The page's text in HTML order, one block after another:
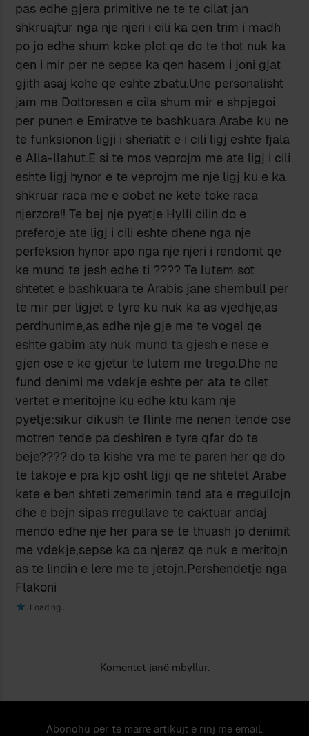
pas edhe gjera primitive ne te te cilat jan
shkruajtur nga nje njeri i cili ka qen trim i madh
po jo edhe shum koke plot qe do te thot nuk ka
qen i mir per ne sepse ka qen hasem i joni gjat
gjith asaj kohe qe eshte zbatu.Une personalisht
jam me Dottoresen e cila shum mir e shpjegoi
per punen e Emiratve te bashkuara Arabe ku ne
te funksionon ligji i sheriatit e i cili ligj eshte fjala
e Alla-llahut.E si te mos veprojm me ate ligj i cili
eshte ligj hynor e te veprojm me nje ligj ku e ka
shkruar raca me e dobet ne kete toke raca
njerzore!! Te bej nje pyetje Hylli cilin do e
preferoje ate ligj i cili eshte dhene nga nje
perfeksion hynor apo nga nje njeri i rendomt qe
ke mund te jesh edhe ti ???? Te lutem sot
shtetet e bashkuara te Arabis jane shembull per
te mir per ligjet e tyre ku nuk ka as vjedhje,as
perdhunime,as edhe nje gje me te vogel qe
eshte gabim aty nuk mund ta gjesh e nese e
gjen ose e ke gjetur te lutem me trego.Dhe ne
fund denimi me vdekje eshte per ata te cilet
vertet e meritojne ku edhe ktu kam nje
pyetje:sikur dikush te flinte me nenen tende ose
motren tende pa deshiren e tyre qfar do te
beje???? do ta kishe vra me te paren her qe do
te takoje e pra kjo osht ligji qe ne shtetet Arabe
kete e ben shteti zemerimin tend ata e rregullojn
dhe e bejn sipas rregullave te caktuar andaj
mendo edhe nje her para se te thuash jo denimit
me vdekje,sepse ka ca njerez qe nuk e meritojn
as te lindin e lere me te jetojn.Pershendetje nga
Flakoni
Loading...
Komentet janë mbyllur.
Abonohu për të marrë artikujt e rinj me email.